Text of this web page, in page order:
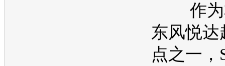
作为
东风悦达
点之一，